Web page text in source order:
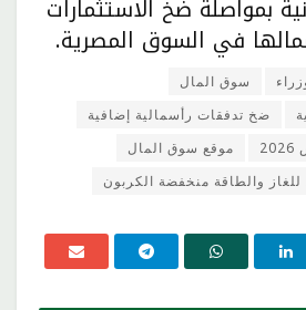
بمواصلة ضخ الاستثمارات
في السوق المصرية.
سوق المال
ضخ تدفقات رأسمالية إضافية
موقع سوق المال
للغاز والطاقة منخفضة الكربون